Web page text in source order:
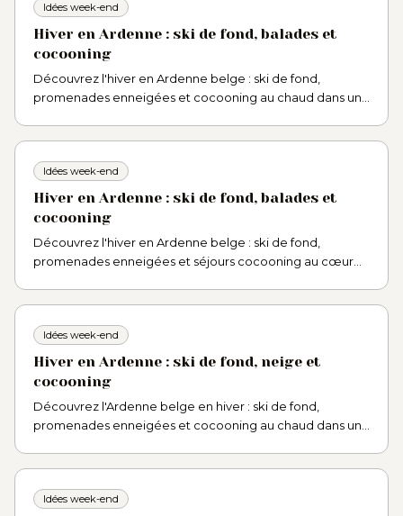
Idées week-end
Hiver en Ardenne : ski de fond, balades et
cocooning
Découvrez l'hiver en Ardenne belge : ski de fond,
promenades enneigées et cocooning au chaud dans un
Idées week-end
Hiver en Ardenne : ski de fond, balades et
cocooning
Découvrez l'hiver en Ardenne belge : ski de fond,
promenades enneigées et séjours cocooning au cœur
Idées week-end
Hiver en Ardenne : ski de fond, neige et
cocooning
Découvrez l'Ardenne belge en hiver : ski de fond,
promenades enneigées et cocooning au chaud dans un
Idées week-end